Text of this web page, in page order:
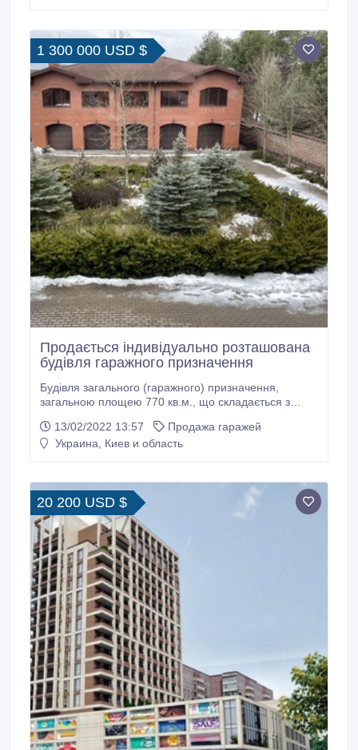
автомобільних приладь.
1 300 000 USD $
Продається індивідуально розташована
будівля гаражного призначення
Будівля загального (гаражного) призначення,
загальною площею 770 кв.м., що складається з
використання призначених для побутових та інших
потреб, пов'язаних із зберіганням особистого
автомобільних приладь.
13/02/2022 13:57
Продажа гаражей
Украина, Киев и область
20 200 USD $